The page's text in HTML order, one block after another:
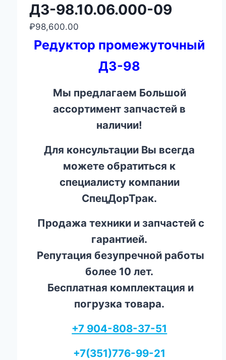
ДЗ-98.10.06.000-09
₽98,600.00
Редуктор промежуточный
ДЗ-98
Мы предлагаем Большой
ассортимент запчастей в
наличии!
Для консультации Вы всегда
можете обратиться к
специалисту компании
СпецДорТрак.
Продажа техники и запчастей с
гарантией.
Репутация безупречной работы
более 10 лет.
Бесплатная комплектация и
погрузка товара.
+7 904-808-37-51
+7(351)776-99-21